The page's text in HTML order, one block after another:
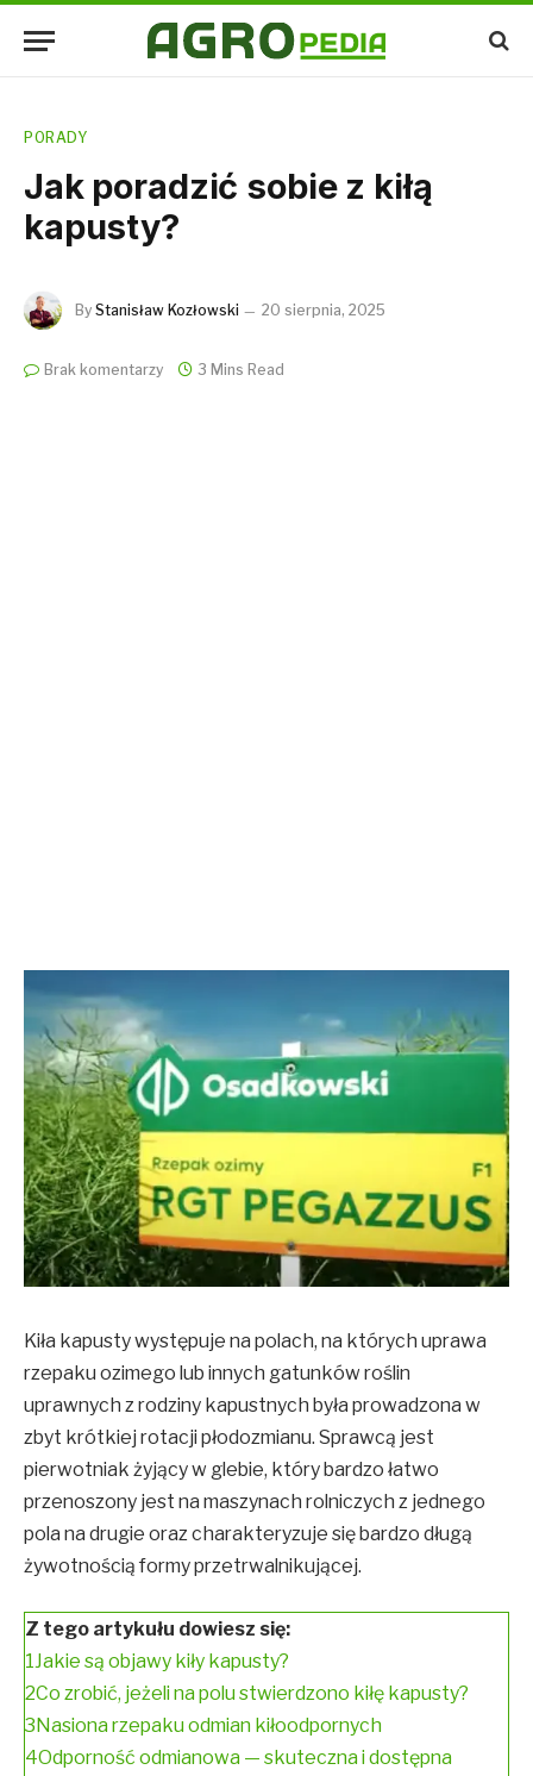
PORADY
​Jak poradzić sobie z kiłą
kapusty?
By Stanisław Kozłowski 20 sierpnia, 2025
Brak komentarzy 3 Mins Read
Kiła kapusty występuje na polach, na których uprawa
rzepaku ozimego lub innych gatunków roślin
uprawnych z rodziny kapustnych była prowadzona w
zbyt krótkiej rotacji płodozmianu. Sprawcą jest
pierwotniak żyjący w glebie, który bardzo łatwo
przenoszony jest na maszynach rolniczych z jednego
pola na drugie oraz charakteryzuje się bardzo długą
żywotnością formy przetrwalnikującej.
Z tego artykułu dowiesz się:
1​Jakie są objawy kiły kapusty?
2​Co zrobić, jeżeli na polu stwierdzono kiłę kapusty?
3​Nasiona rzepaku odmian kiłoodpornych
4​Odporność odmianowa — skuteczna i dostępna